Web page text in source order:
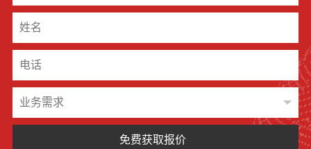
免费获取报价